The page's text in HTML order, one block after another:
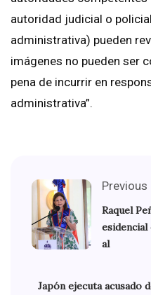
autoridad judicial o
administrativa) pueden
imágenes no pueden ser
pena de incurrir en
administrativa”.
Previous
Raquel
al
Japón ejecuta acusado